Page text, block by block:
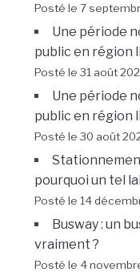
Posté le 7
Une période
public en région
Posté le 31 août
Une période
public en région
Posté le 30 août
pourquoi un tel
Posté le 14
Busway : un
vraiment ?
Posté le 4